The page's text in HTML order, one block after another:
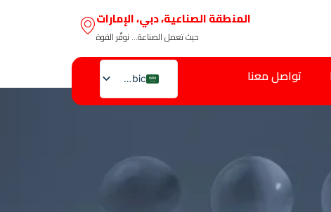
المنطقة الصناعية، دبي، الإمارات
حيث تعمل الصناعة… نوفّر القوة
Arabic
English
تواصل معنا